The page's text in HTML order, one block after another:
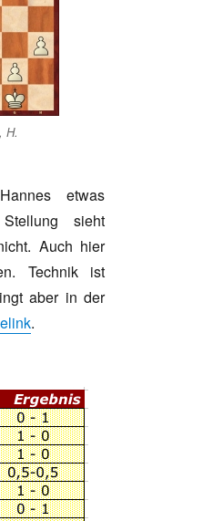
H.
etwas
sieht
Auch hier
Technik ist
aber in der
.